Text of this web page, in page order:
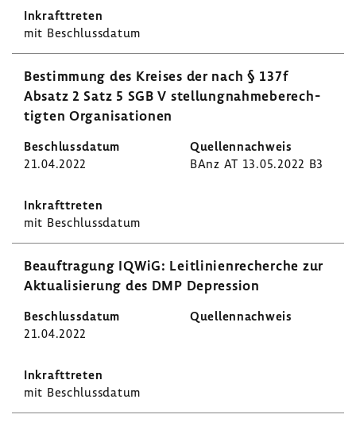
mit Beschluss­datum
Bestim­mung des Kreises der nach § 137f
Absatz 2 Satz 5 SGB V stel­lung­nah­me­be­rech­
tigten Orga­ni­sa­tionen
21.04.2022 BAnz AT 13.05.2022 B3
mit Beschluss­datum
Beauf­tra­gung IQWiG: Leit­li­ni­en­re­cherche zur
Aktua­li­sie­rung des DMP Depres­sion
21.04.2022
mit Beschluss­datum